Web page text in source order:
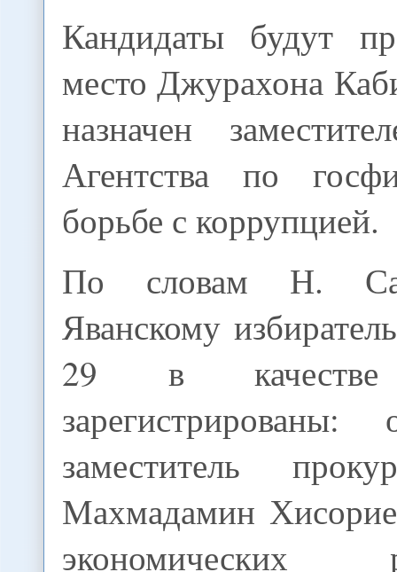
Кандидаты будут
место Джурахона
назначен
Агентства по
борьбе с коррупцией.
По словам Н.
Яванскому
29 в качестве
заместитель
Махмадамин